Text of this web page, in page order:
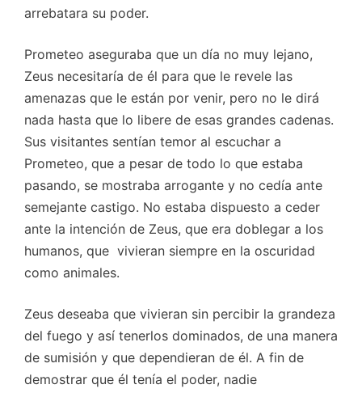
arrebatara su poder.
Prometeo aseguraba que un día no muy lejano,
Zeus necesitaría de él para que le revele las
amenazas que le están por venir, pero no le dirá
nada hasta que lo libere de esas grandes cadenas.
Sus visitantes sentían temor al escuchar a
Prometeo, que a pesar de todo lo que estaba
pasando, se mostraba arrogante y no cedía ante
semejante castigo. No estaba dispuesto a ceder
ante la intención de Zeus, que era doblegar a los
humanos, que vivieran siempre en la oscuridad
como animales.
Zeus deseaba que vivieran sin percibir la grandeza
del fuego y así tenerlos dominados, de una manera
de sumisión y que dependieran de él. A fin de
demostrar que él tenía el poder, nadie